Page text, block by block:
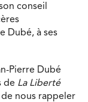
conseil
Dubé, à ses
Pierre Dubé
de La Liberté
nous rappeler